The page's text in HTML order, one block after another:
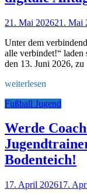
21. Mai 202621. Mai
Unter dem
alle verbindet!“ laden
den 13. Juni 2026, zu
weiterlesen
Fußball Jugend
Werde
Bodenteich!
17. April 202617.